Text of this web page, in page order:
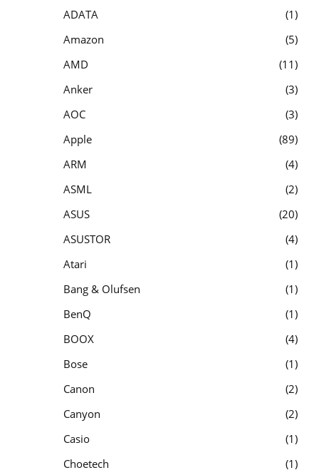
ADATA
1
Amazon
5
AMD
11
Anker
3
AOC
3
Apple
89
ARM
4
ASML
2
ASUS
20
ASUSTOR
4
Atari
1
Bang & Olufsen
1
BenQ
1
BOOX
4
Bose
1
Canon
2
Canyon
2
Casio
1
Choetech
1